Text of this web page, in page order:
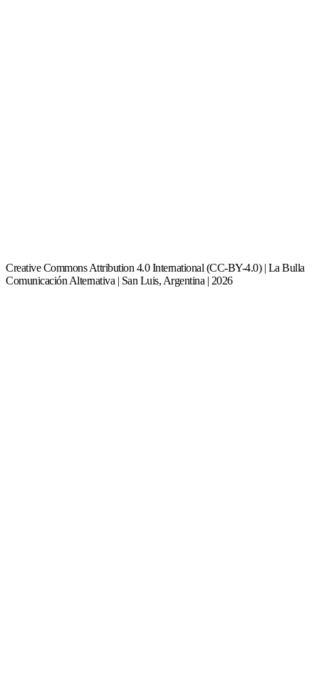
Creative Commons Attribution 4.0 International (CC-BY-4.0) | La Bulla
Comunicación Alternativa | San Luis, Argentina | 2026